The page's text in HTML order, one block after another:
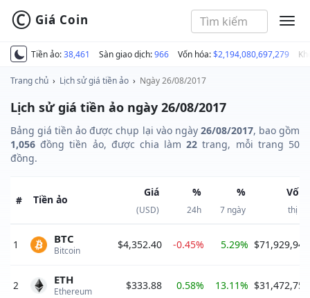
Tiền ảo:38,461 Sàn giao dịch:966 Vốn hóa:$2,194,080,697,279
© Giá Coin
Trang chủ › Lịch sử giá tiền ảo › Ngày 26/08/2017
Lịch sử giá tiền ảo ngày 26/08/2017
Bảng giá tiền ảo được chụp lại vào ngày 26/08/2017, bao gồm
1,056 đồng tiền ảo, được chia làm22 trang, mỗi trang 50
đồng.
# Tiền ảo
Giá
(USD)
%
24h
%
7 ngày
Vốn
thị
1 Bitcoin
BTC $4,352.40 -0.45% 5.29%
2 Ethereum
ETH $333.88 0.58% 13.11%